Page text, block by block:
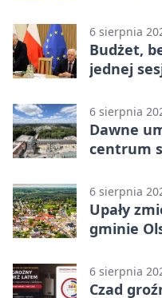
meczu III
6 sierpnia
Budżet,
jednej
6 sierpnia
Dawne
centrum
6 sierpnia
Upały
gminie
6 sierpnia
Czad